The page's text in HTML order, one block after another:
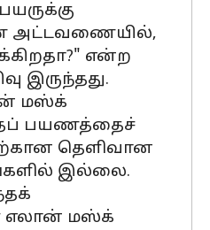
அட்டவணையில்,
என்ற
இருந்தது.
மஸ்க்
பயணத்தைச்
தெளிவான
இல்லை.
எலான் மஸ்க்